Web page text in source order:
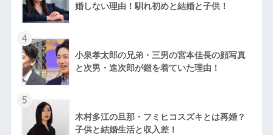
婚しない理由！馴れ初めと結婚と子供！
4
小泉孝太郎の兄弟・三男の宮本佳長の顔写真
と次男・進次郎が鎧を着ていた理由！
5
木村多江の旦那・フミヒコスズキとは再婚？
子供と結婚生活と収入差！